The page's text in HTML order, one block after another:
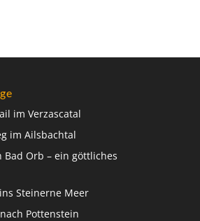
im Verzascatal
im Ailsbachtal
Bad Orb – ein göttliches
Steinerne Meer
Pottenstein